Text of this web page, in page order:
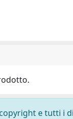
e tutti i